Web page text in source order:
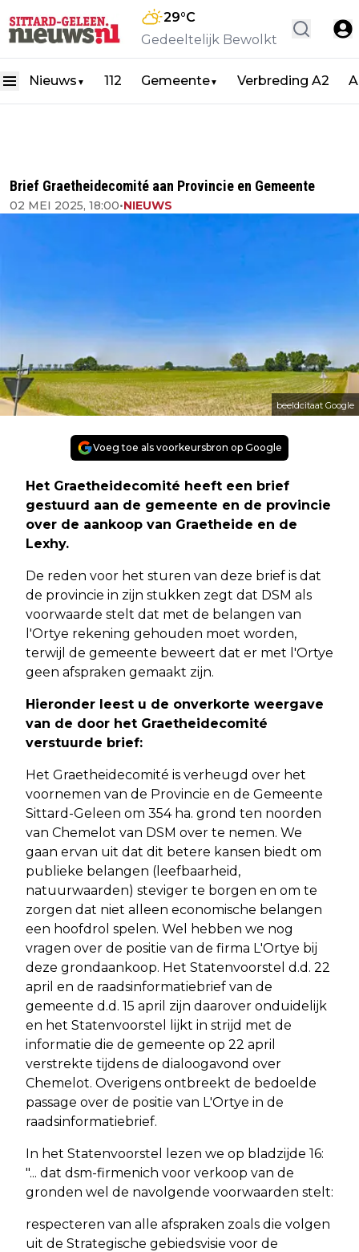
29°C
Gedeeltelijk Bewolkt
Nieuws ▼ 112 Gemeente▼ Verbreding A2
Brief Graetheidecomité aan Provincie en Gemeente
02 MEI 2025, 18:00•NIEUWS
beeldcitaat Google
Voeg toe als voorkeursbron op Google
Het Graetheidecomité heeft een brief
gestuurd aan de gemeente en de provincie
over de aankoop van Graetheide en de
Lexhy.
De reden voor het sturen van deze brief is dat
de provincie in zijn stukken zegt dat DSM als
voorwaarde stelt dat met de belangen van
l'Ortye rekening gehouden moet worden,
terwijl de gemeente beweert dat er met l'Ortye
geen afspraken gemaakt zijn.
Hieronder leest u de onverkorte weergave
van de door het Graetheidecomité
verstuurde brief:
Het Graetheidecomité is verheugd over het
voornemen van de Provincie en de Gemeente
Sittard-Geleen om 354 ha. grond ten noorden
van Chemelot van DSM over te nemen. We
gaan ervan uit dat dit betere kansen biedt om
publieke belangen (leefbaarheid,
natuurwaarden) steviger te borgen en om te
zorgen dat niet alleen economische belangen
een hoofdrol spelen. Wel hebben we nog
vragen over de positie van de firma L'Ortye bij
deze grondaankoop. Het Statenvoorstel d.d. 22
april en de raadsinformatiebrief van de
gemeente d.d. 15 april zijn daarover onduidelijk
en het Statenvoorstel lijkt in strijd met de
informatie die de gemeente op 22 april
verstrekte tijdens de dialoogavond over
Chemelot. Overigens ontbreekt de bedoelde
passage over de positie van L'Ortye in de
raadsinformatiebrief.
In het Statenvoorstel lezen we op bladzijde 16:
"... dat dsm-firmenich voor verkoop van de
gronden wel de navolgende voorwaarden stelt:
respecteren van alle afspraken zoals die volgen
uit de Strategische gebiedsvisie voor de